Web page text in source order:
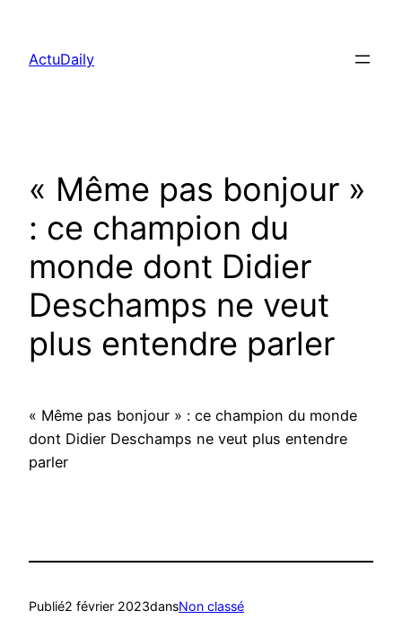
contenu
ActuDaily
« Même pas bonjour »
: ce champion du
monde dont Didier
Deschamps ne veut
plus entendre parler
« Même pas bonjour » : ce champion du monde
dont Didier Deschamps ne veut plus entendre
parler
Publié2 février 2023dansNon classé